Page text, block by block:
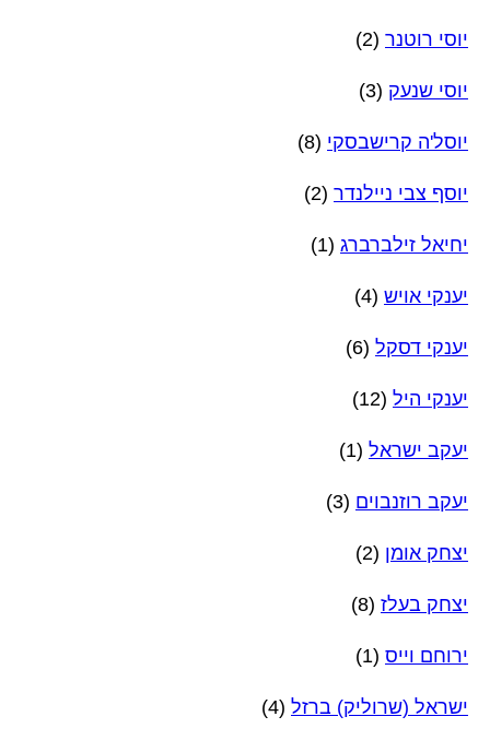
יוסי רוטנר (2)
יוסי שנעק (3)
יוסל'ה קרישבסקי (8)
יוסף צבי ניילנדר (2)
יחיאל זילברברג (1)
יענקי אויש (4)
יענקי דסקל (6)
יענקי היל (12)
יעקב ישראל (1)
יעקב רוזנבוים (3)
יצחק אומן (2)
יצחק בעלז (8)
ירוחם וייס (1)
ישראל (שרוליק) ברזל (4)